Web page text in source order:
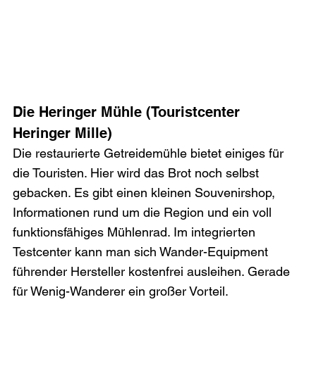
Die Heringer Mühle (Touristcenter
Heringer Mille)
Die restaurierte Getreidemühle bietet einiges für
die Touristen. Hier wird das Brot noch selbst
gebacken. Es gibt einen kleinen Souvenirshop,
Informationen rund um die Region und ein voll
funktionsfähiges Mühlenrad. Im integrierten
Testcenter kann man sich Wander-Equipment
führender Hersteller kostenfrei ausleihen. Gerade
für Wenig-Wanderer ein großer Vorteil.